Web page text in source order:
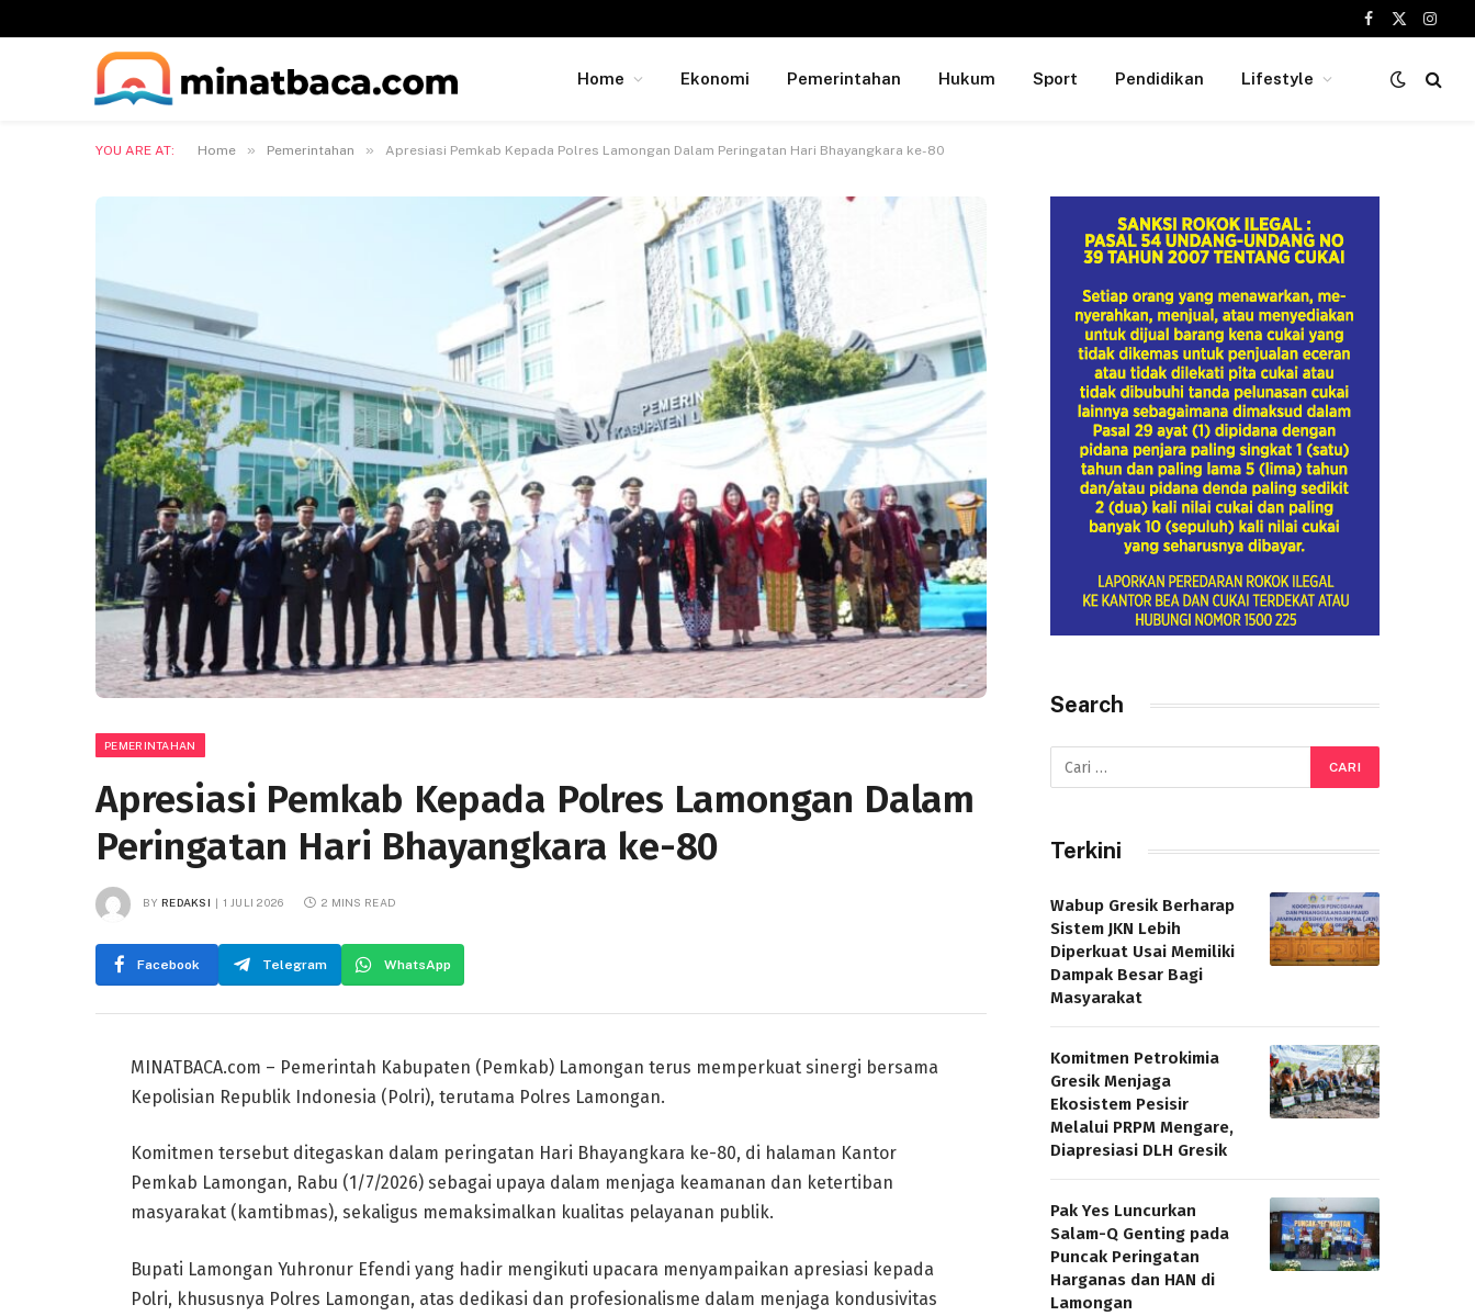
Facebook
X
Home Ekonomi Pemerintahan Hukum Sport Pendidikan Lifestyle
YOU ARE AT: Home » Pemerintahan » Apresiasi Pemkab Kepada Polres Lamongan Dalam Peringatan Hari Bhayangkara ke-80
PEMERINTAHAN
Apresiasi Pemkab Kepada Polres Lamongan Dalam
Peringatan Hari Bhayangkara ke-80
BY REDAKSI 1 JULI 2026 2 MINS READ
Facebook Telegram WhatsApp
MINATBACA.com – Pemerintah Kabupaten (Pemkab) Lamongan terus memperkuat sinergi bersama
Kepolisian Republik Indonesia (Polri), terutama Polres Lamongan.
Komitmen tersebut ditegaskan dalam peringatan Hari Bhayangkara ke-80, di halaman Kantor
Pemkab Lamongan, Rabu (1/7/2026) sebagai upaya dalam menjaga keamanan dan ketertiban
masyarakat (kamtibmas), sekaligus memaksimalkan kualitas pelayanan publik.
Bupati Lamongan Yuhronur Efendi yang hadir mengikuti upacara menyampaikan apresiasi kepada
Polri, khususnya Polres Lamongan, atas dedikasi dan profesionalisme dalam menjaga kondusivitas
Search
Terkini
Wabup Gresik Berharap
Sistem JKN Lebih
Diperkuat Usai Memiliki
Dampak Besar Bagi
Masyarakat
Komitmen Petrokimia
Gresik Menjaga
Ekosistem Pesisir
Melalui PRPM Mengare,
Diapresiasi DLH Gresik
Pak Yes Luncurkan
Salam-Q Genting pada
Puncak Peringatan
Harganas dan HAN di
Lamongan